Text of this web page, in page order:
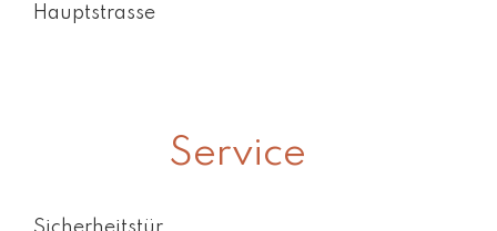
Hauptstrasse
Service